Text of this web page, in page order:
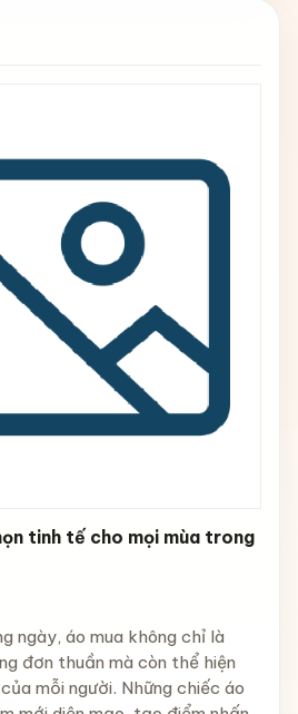
tinh tế cho mọi mùa trong
ngày, áo mua không chỉ là
đơn thuần mà còn thể hiện
mỗi người. Những chiếc áo